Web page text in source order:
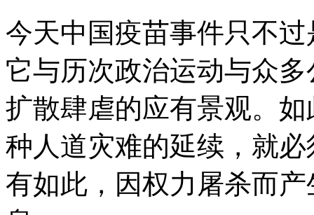
今天中国疫苗事件只不
它与历次政治运动与众
扩散肆虐的应有景观。
种人道灾难的延续，就
有如此，因权力屠杀而